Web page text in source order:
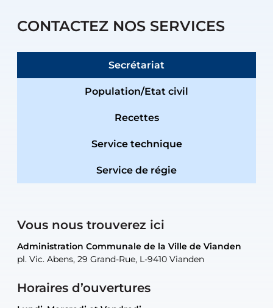
CONTACTEZ NOS SERVICES
Secrétariat
Population/Etat civil
Recettes
Service technique
Service de régie
Vous nous trouverez ici
Administration Communale de la Ville de Vianden
pl. Vic. Abens, 29 Grand-Rue, L-9410 Vianden
Horaires d’ouvertures
Administration Communale de la Ville de Vianden
pl. Vic. Abens, 29 Grand-Rue, L-9410 Vianden
Administration Communale de la Ville de Vianden
pl. Vic. Abens, 29 Grand-Rue, L-9410 Vianden
Administration Communale de la Ville de Vianden
pl. Vic. Abens, 29 Grand-Rue, L-9410 Vianden
Atelier Communal de la Ville de Vianden
30, rue Neugarten, L-9422 Vianden